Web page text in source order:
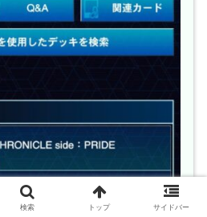
検索 トップ サイドバー